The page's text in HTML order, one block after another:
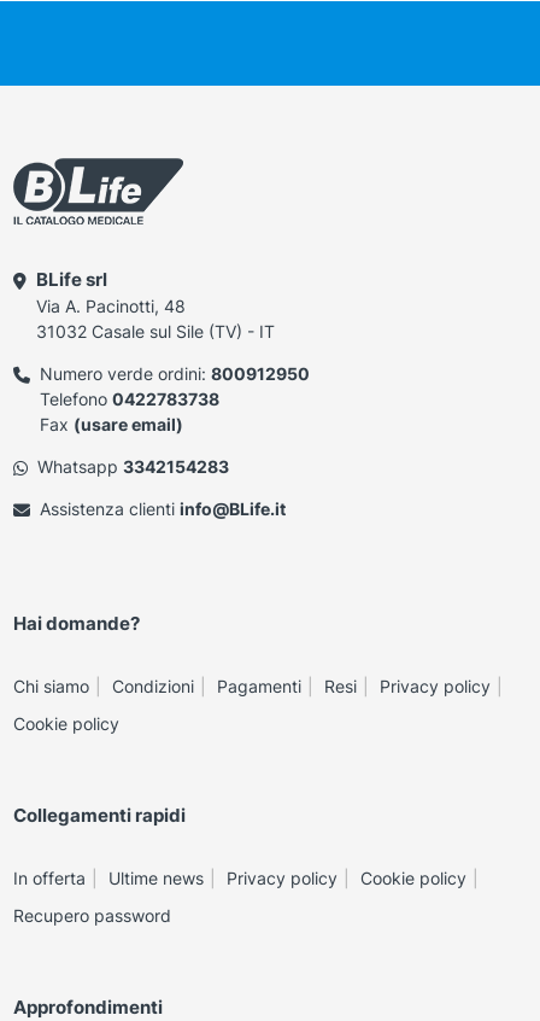
BLife srl
Via A. Pacinotti, 48
31032 Casale sul Sile (TV) - IT
Numero verde ordini: 800912950
Telefono 0422783738
Fax (usare email)
Whatsapp 3342154283
Assistenza clienti info@BLife.it
Hai domande?
Chi siamo Condizioni Pagamenti Resi
Privacy policy
Cookie policy
Collegamenti rapidi
In offerta Ultime news Privacy policy
Cookie policy
Recupero password
Approfondimenti